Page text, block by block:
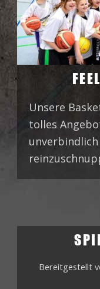
Unsere
tolles
Bereitgestellt